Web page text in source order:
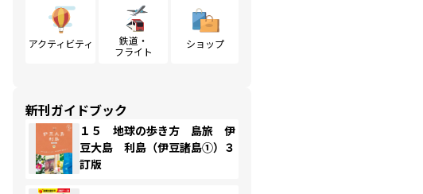
アクティビティ
鉄道・
フライト
ショップ
新刊ガイドブック
１５ 地球の歩き方 島旅 伊
豆大島 利島（伊豆諸島①）３
訂版